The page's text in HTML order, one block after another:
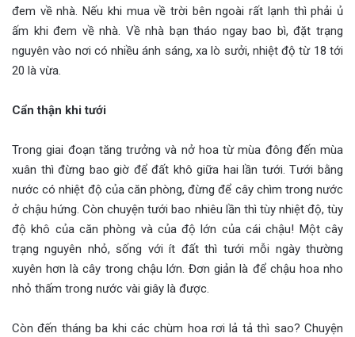
đem về nhà. Nếu khi mua về trời bên ngoài rất lạnh thì phải ủ
ấm khi đem về nhà. Về nhà bạn tháo ngay bao bì, đặt trạng
nguyên vào nơi có nhiều ánh sáng, xa lò sưởi, nhiệt độ từ 18 tới
20 là vừa.
Cẩn thận khi tưới
Trong giai đoạn tăng trưởng và nở hoa từ mùa đông đến mùa
xuân thì đừng bao giờ để đất khô giữa hai lần tưới. Tưới bằng
nước có nhiệt độ của căn phòng, đừng để cây chìm trong nước
ở chậu hứng. Còn chuyện tưới bao nhiêu lần thì tùy nhiệt độ, tùy
độ khô của căn phòng và của độ lớn của cái chậu! Một cây
trạng nguyên nhỏ, sống với ít đất thì tưới mỗi ngày thường
xuyên hơn là cây trong chậu lớn. Đơn giản là để chậu hoa nho
nhỏ thấm trong nước vài giây là được.
Còn đến tháng ba khi các chùm hoa rơi lả tả thì sao? Chuyện